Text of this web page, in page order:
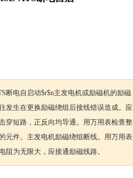
断电自启动$r$n主发电机或励磁机的励磁
发生在更换励磁绕组后接线错误造成。应
穿短路，正反向均导通。用万用表检查整
元件。主发电机励磁绕组断线。用万用表
阻为无限大，应接通励磁线路。